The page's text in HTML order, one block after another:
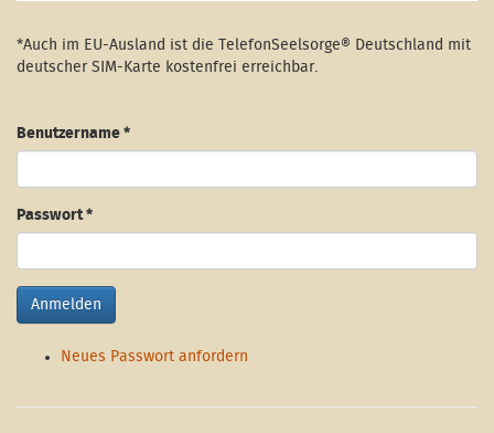
*Auch im EU-Ausland ist die TelefonSeelsorge® Deutschland mit
deutscher SIM-Karte kostenfrei erreichbar.
Benutzername *
Passwort*
Anmelden
Neues Passwort anfordern